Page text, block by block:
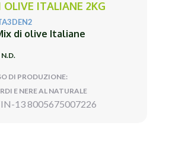
ITALIANE 2KG
di olive Italiane
DI PRODUZIONE:
E NERE AL NATURALE
13 8005675007226